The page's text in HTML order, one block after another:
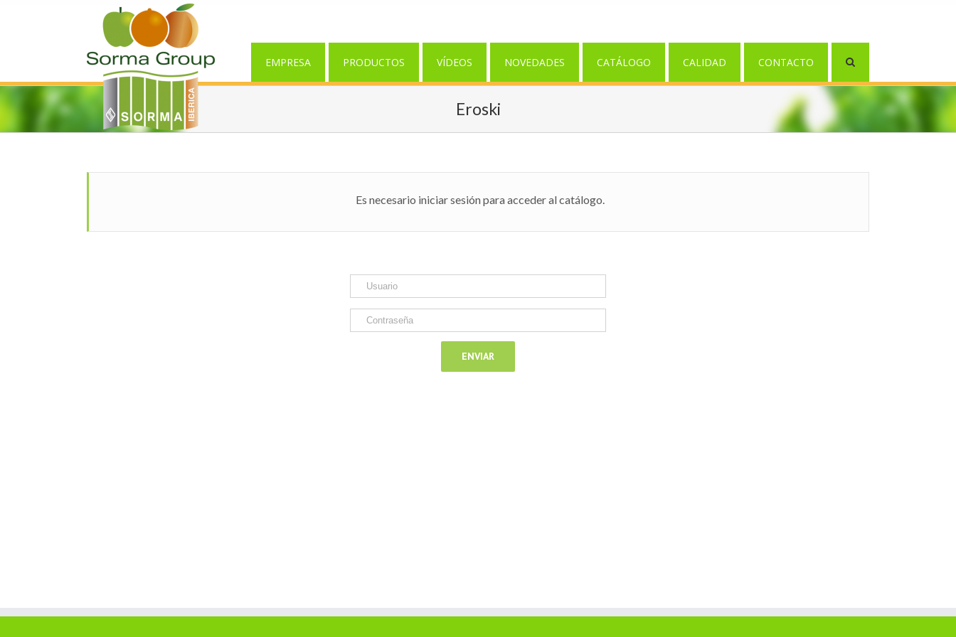
EMPRESA PRODUCTOS VÍDEOS NOVEDADES CATÁLOGO CALIDAD CONTACTO
Eroski
Es necesario iniciar sesión para acceder al catálogo.